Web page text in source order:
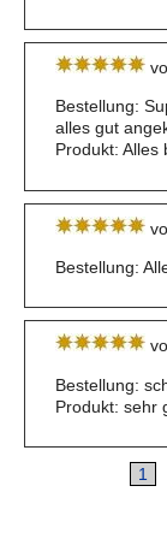
Bestellung:
alles gut
Produkt: Alles
Bestellung:
Bestellung:
Produkt: sehr
1